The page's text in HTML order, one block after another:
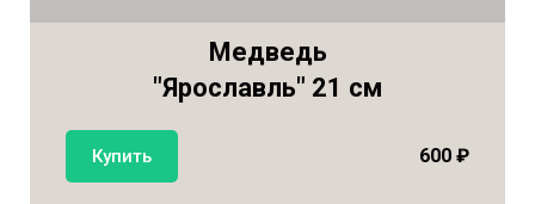
Медведь
"Ярославль" 21 см
Купить 600 ₽